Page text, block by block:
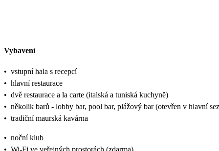
Vybavení
• vstupní hala s recepcí
• hlavní restaurace
• dvě restaurace a la carte (italská a tuniská kuchyně)
• několik barů - lobby bar, pool bar, plážový bar (otevřen v hlavní
• tradiční maurská kavárna
• noční klub
• Wi-Fi ve veřejných prostorách (zdarma)